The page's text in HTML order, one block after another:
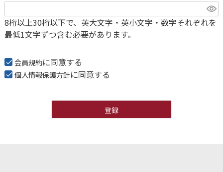
必
須
8桁以上30桁以下で、英大文字・英小文字・数字それぞれを
最低1文字ずつ含む必要があります。
会員規約に同意する
個人情報保護方針に同意する
登録